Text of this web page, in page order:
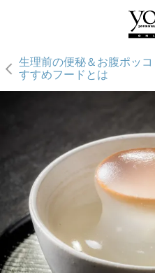
生理前の便秘＆お腹ポッ
すすめフードとは